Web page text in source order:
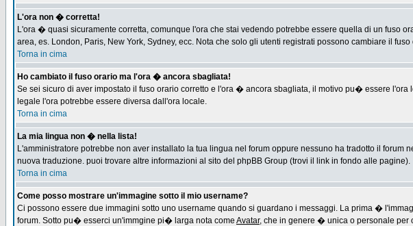
L'ora non � corretta!
L'ora � quasi sicuramente corretta, comunque l'ora che stai vedendo potrebbe essere quella di un fuso
area, es. London, Paris, New York, Sydney, ecc. Nota che solo gli utenti registrati possono cambiare il
Torna in cima
Ho cambiato il fuso orario ma l'ora � ancora sbagliata!
Se sei sicuro di aver impostato il fuso orario corretto e l'ora � ancora sbagliata, il motivo pu� essere
legale l'ora potrebbe essere diversa dall'ora locale.
Torna in cima
La mia lingua non � nella lista!
L'amministratore potrebbe non aver installato la tua lingua nel forum oppure nessuno ha tradotto il
nuova traduzione. puoi trovare altre informazioni al sito del phpBB Group (trovi il link in fondo alle pagine).
Torna in cima
Come posso mostrare un'immagine sotto il mio username?
Ci possono essere due immagini sotto uno username quando si guardano i messaggi. La prima �
forum. Sotto pu� esserci un'immgine pi� larga nota come Avatar, che in genere � unica o personale per